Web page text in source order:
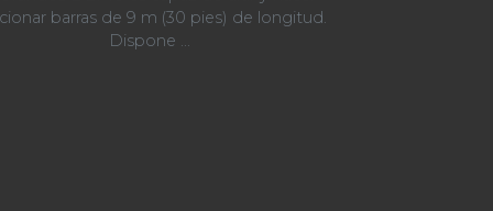
barras de 9 m (30 pies) de longitud.
Dispone ...